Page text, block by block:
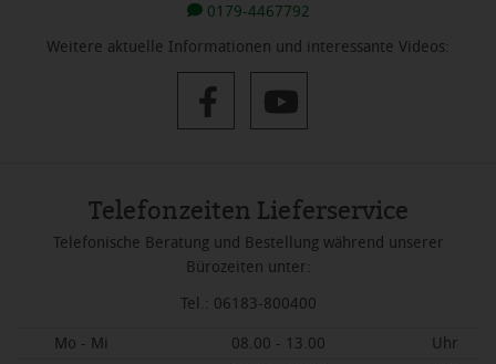
0179-4467792
Weitere aktuelle Informationen und interessante Videos:
Telefonzeiten Lieferservice
Telefonische Beratung und Bestellung während unserer
Bürozeiten unter:
Tel.: 06183-800400
Mo - Mi 08.00 - 13.00
Uhr